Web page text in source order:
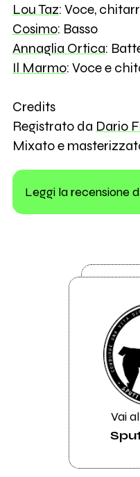
Lou Taz: Voce,
Cosimo: Basso
Annaglia Ortica:
Il Marmo: Voce e
Credits
Registrato da Dario
Mixato e
Leggi la recensione
Vai